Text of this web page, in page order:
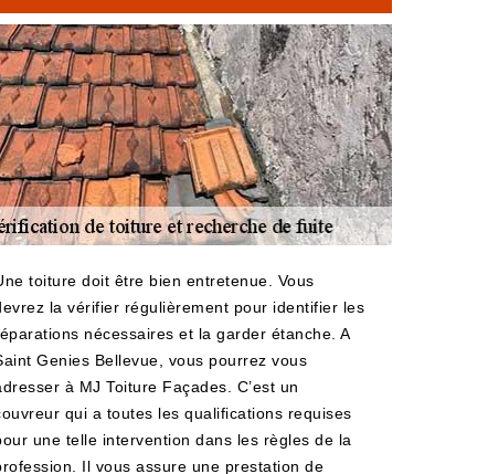
toiture doit être bien entretenue. Vous
la vérifier régulièrement pour identifier les
nécessaires et la garder étanche. A
Genies Bellevue, vous pourrez vous
à MJ Toiture Façades. C’est un
qui a toutes les qualifications requises
une telle intervention dans les règles de la
Il vous assure une prestation de